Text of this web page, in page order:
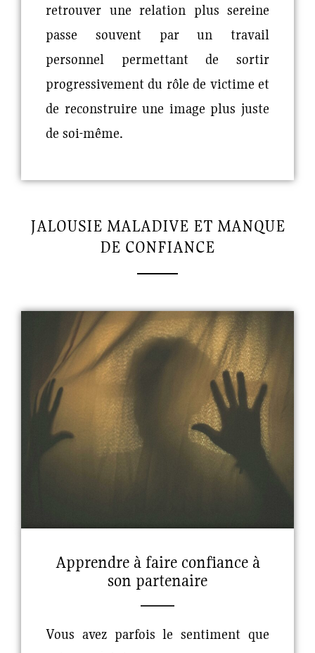
retrouver une relation plus sereine
passe souvent par un travail
personnel permettant de sortir
progressivement du rôle de victime et
de reconstruire une image plus juste
de soi-même.
JALOUSIE MALADIVE ET MANQUE
DE CONFIANCE
Apprendre à faire confiance à
son partenaire
Vous avez parfois le sentiment que